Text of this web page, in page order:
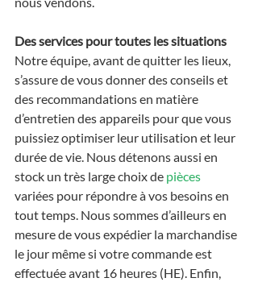
Des services pour toutes les situations
Notre équipe, avant de quitter les lieux,
s’assure de vous donner des conseils et
des recommandations en matière
d’entretien des appareils pour que vous
puissiez optimiser leur utilisation et leur
durée de vie. Nous détenons aussi en
stock un très large choix de pièces
variées pour répondre à vos besoins en
tout temps. Nous sommes d’ailleurs en
mesure de vous expédier la marchandise
le jour même si votre commande est
effectuée avant 16 heures (HE). Enfin,